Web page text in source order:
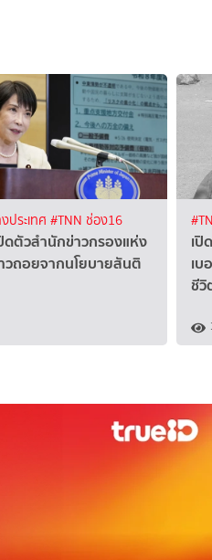
ประเทศ #TNN ช่อง16
ตัวสำนักข่าวกรองแห่ง
วถอยจากนโยบายสันติ
เปิ
เ
ชีวิ